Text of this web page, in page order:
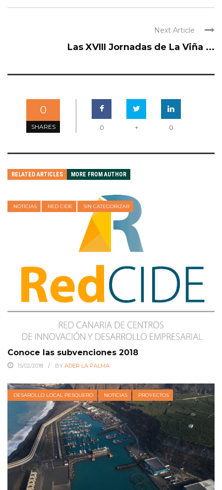
Next Article
Las XVIII Jornadas de La Viña ...
0
SHARES 0 + 0
RELATED ARTICLES MORE FROM AUTHOR
NOTICIAS RED CIDE SIN CATEGORIZAR
Conoce las subvenciones 2018
15/02/2018 BY ADER LA PALMA
DESAROLLO LOCAL PESQUERO NOTICIAS PROYECTOS